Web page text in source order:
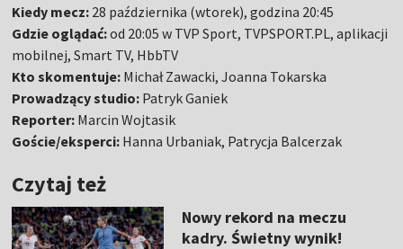
Kiedy mecz: 28 października (wtorek), godzina 20:45
Gdzie oglądać:od 20:05 w TVP Sport, TVPSPORT.PL, aplikacji
mobilnej, Smart TV, HbbTV
Kto skomentuje: Michał Zawacki, Joanna Tokarska
Prowadzący studio: Patryk Ganiek
Reporter: Marcin Wojtasik
Goście/eksperci: Hanna Urbaniak, Patrycja Balcerzak
Czytaj też
Nowy rekord na meczu
kadry. Świetny wynik!